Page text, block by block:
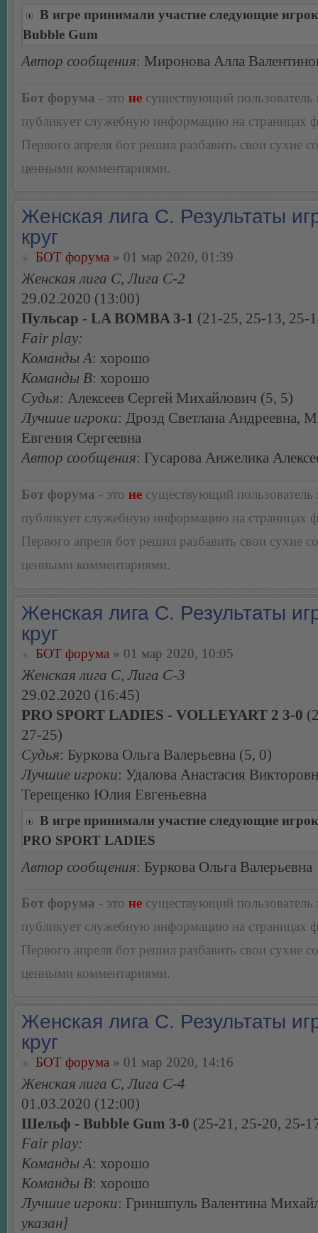
В игре принимали участие следующие
Bubble Gum
Автор сообщения: Миронова Алла
Бот форума - это не существующий пользователь
публикует служебную информацию на страницах
Первого апреля бот решил разбавить свои сухие
ценными комментариями.
Женская лига С. Результаты
круг
БОТ форума » 01 мар 2020, 01:39
Женская лига С, Лига С-2
29.02.2020 (13:00)
Пульсар - LA BOMBA 3-1 (21-25, 25-13, 25-
Fair play:
Команды А: хорошо
Команды В: хорошо
Судья: Алексеев Сергей Михайлович (5, 5)
Лучшие игроки: Дрозд Светлана Андреевна,
Евгения Сергеевна
Автор сообщения: Гусарова Анжелика
Бот форума - это не существующий пользователь
публикует служебную информацию на страницах
Первого апреля бот решил разбавить свои сухие
ценными комментариями.
Женская лига С. Результаты
круг
БОТ форума » 01 мар 2020, 10:05
Женская лига С, Лига С-3
29.02.2020 (16:45)
PRO SPORT LADIES - VOLLEYART 2 3-0
27-25)
Судья: Буркова Ольга Валерьевна (5, 0)
Лучшие игроки: Удалова Анастасия
Терещенко Юлия Евгеньевна
В игре принимали участие следующие
PRO SPORT LADIES
Автор сообщения: Буркова Ольга Валерьевна
Бот форума - это не существующий пользователь
публикует служебную информацию на страницах
Первого апреля бот решил разбавить свои сухие
ценными комментариями.
Женская лига С. Результаты
круг
БОТ форума » 01 мар 2020, 14:16
Женская лига С, Лига С-4
01.03.2020 (12:00)
Шельф - Bubble Gum 3-0 (25-21, 25-20, 25-
Fair play:
Команды А: хорошо
Команды В: хорошо
Лучшие игроки: Гриншпуль Валентина
указан]